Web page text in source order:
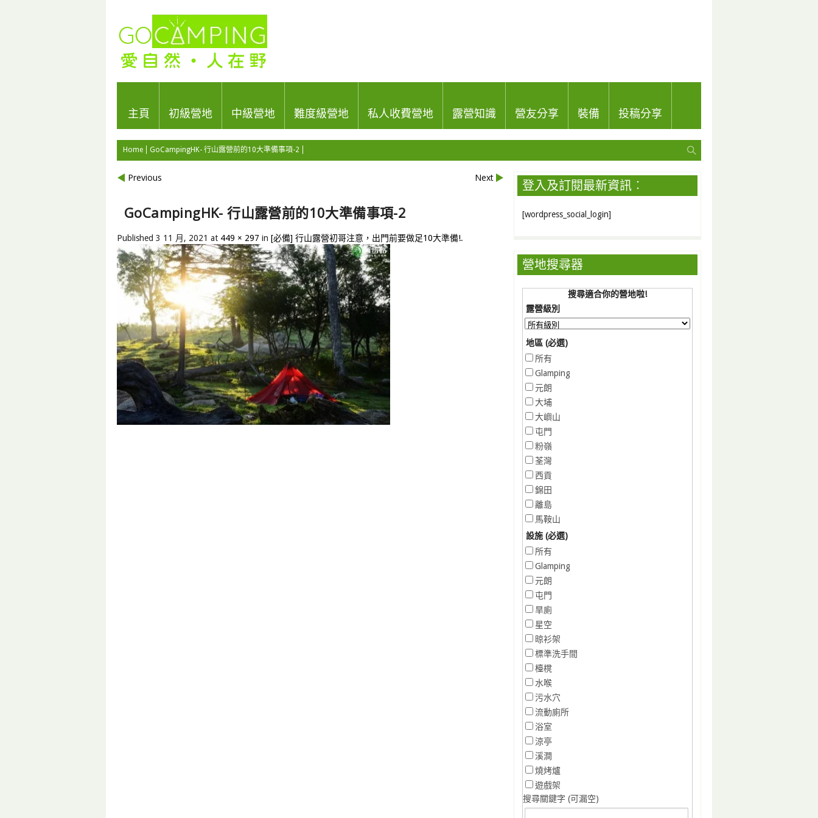
主頁 初級營地 中級營地 難度級營地 私人收費營地 露營知識 營友分享 裝備 投稿分享
Home GoCampingHK- 行山露營前的10大準備事項-2
Previous Next
GoCampingHK- 行山露營前的10大準備事項-2
Published 3 11 月, 2021 at 449 × 297 in [必備] 行山露營初哥注意，出門前要做足10大準備!.
登入及訂閱最新資訊︰
[wordpress_social_login]
營地搜尋器
搜尋適合你的營地啦!
露營級別
地區 (必選)
所有
Glamping
元朗
大埔
大嶼山
屯門
粉嶺
荃灣
西貢
錦田
離島
馬鞍山
設施 (必選)
所有
Glamping
元朗
屯門
旱廁
星空
晾衫架
標準洗手間
檯櫈
水喉
污水穴
流動廁所
浴室
涼亭
溪澗
燒烤爐
遊戲架
搜尋關鍵字 (可漏空)